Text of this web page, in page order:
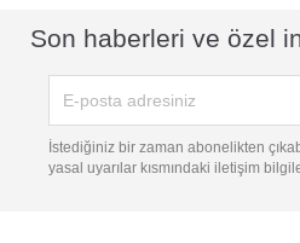
Son haberleri ve özel
İstediğiniz bir zaman abonelikten
yasal uyarılar kısmındaki iletişim